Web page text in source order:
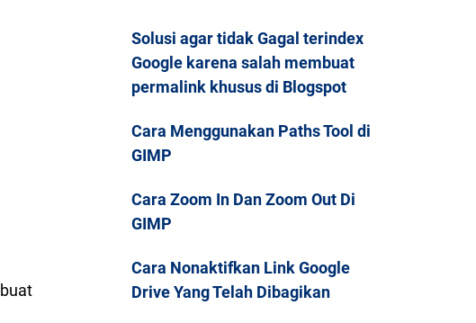
Solusi agar tidak Gagal terindex
Google karena salah membuat
permalink khusus di Blogspot
Cara Menggunakan Paths Tool di
GIMP
Cara Zoom In Dan Zoom Out Di
GIMP
Cara Nonaktifkan Link Google
Drive Yang Telah Dibagikan